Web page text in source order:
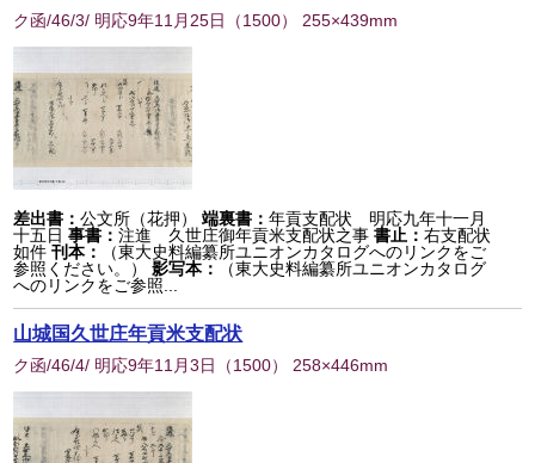
ク函/46/3/ 明応9年11月25日 （1500） 255×439mm
差出書：公文所（花押） 端裏書：年貢支配状 明応九年十一月
十五日 事書：注進 久世庄御年貢米支配状之事 書止：右支配状
如件 刊本：
（東大史料編纂所ユニオンカタログへのリンクをご
参照ください。）
影写本：
（東大史料編纂所ユニオンカタログ
へのリンクをご参照...
山城国久世庄年貢米支配状
ク函/46/4/ 明応9年11月3日 （1500） 258×446mm